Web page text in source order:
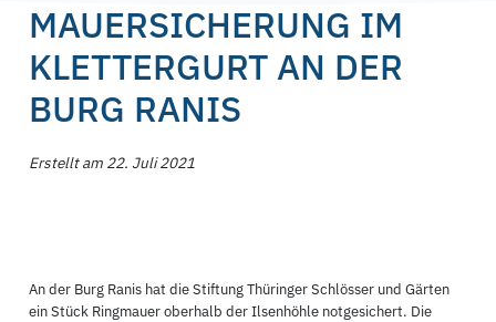
MAUERSICHERUNG IM
KLETTERGURT AN DER
BURG RANIS
Erstellt am 22. Juli 2021
An der Burg Ranis hat die Stiftung Thüringer Schlösser und Gärten
ein Stück Ringmauer oberhalb der Ilsenhöhle notgesichert. Die